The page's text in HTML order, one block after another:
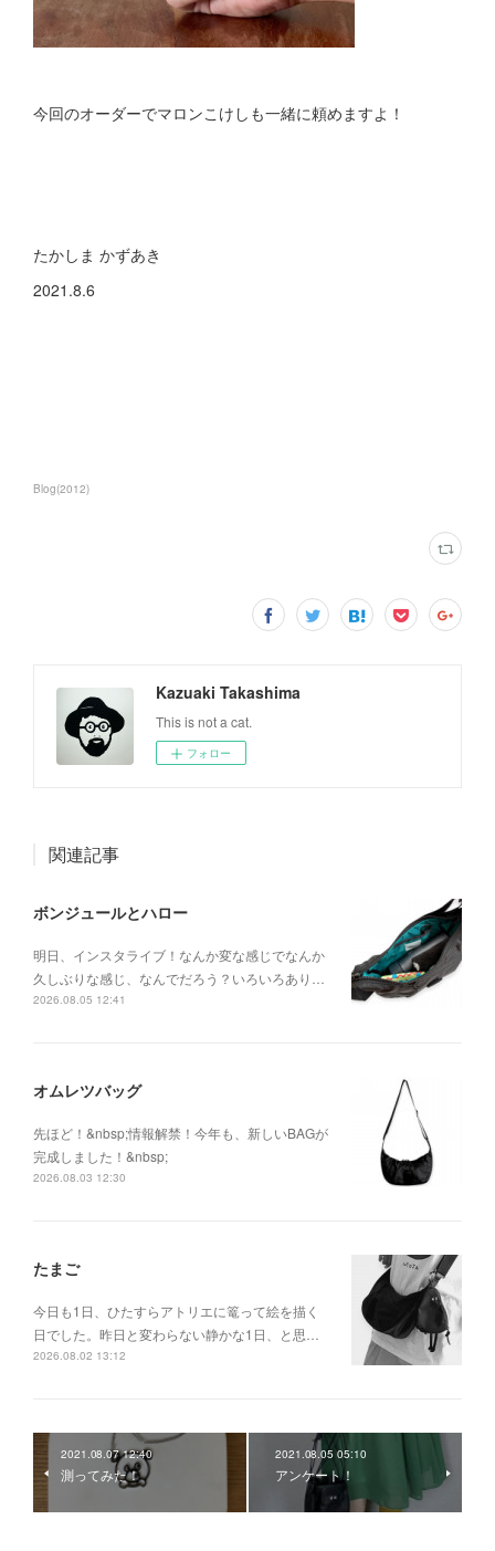
今回のオーダーでマロンこけしも一緒に頼めますよ！
たかしま かずあき
2021.8.6
Blog(2012)
Kazuaki Takashima
This is not a cat.
フォロー
関連記事
ボンジュールとハロー
明日、インスタライブ！なんか変な感じでなんか
久しぶりな感じ、なんでだろう？いろいろあり…
2026.08.05 12:41
オムレツバッグ
先ほど！&nbsp;情報解禁！今年も、新しいBAGが
完成しました！&nbsp;
2026.08.03 12:30
たまご
今日も1日、ひたすらアトリエに篭って絵を描く
日でした。昨日と変わらない静かな1日、と思…
2026.08.02 13:12
2021.08.07 12:40
測ってみた！
2021.08.05 05:10
アンケート！